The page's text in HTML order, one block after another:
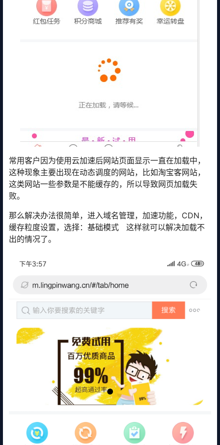
常用客户因为使用云加速后网站页面显示一直在加载中，
这种现象主要出现在动态调度的网站，比如淘宝客网站，
这类网站一些参数是不能缓存的，所以导致网页加载失
败。
那么解决办法很简单，进入域名管理，加速功能，CDN，
缓存粒度设置，选择：基础模式 这样就可以解决加载不
出的情况了。